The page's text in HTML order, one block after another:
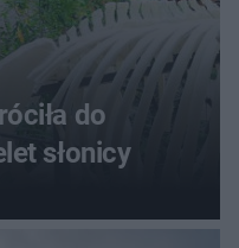
do
słonicy